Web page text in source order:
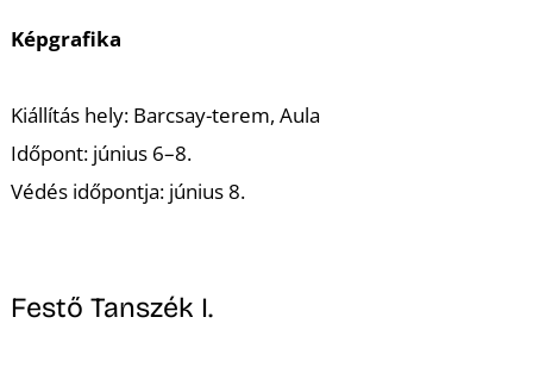
Képgrafika
Kiállítás hely: Barcsay-terem, Aula
Időpont: június 6–8.
Védés időpontja: június 8.
Festő Tanszék I.